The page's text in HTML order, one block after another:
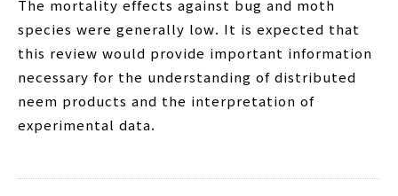
The mortality effects against bug and moth
species were generally low. It is expected that
this review would provide important information
necessary for the understanding of distributed
neem products and the interpretation of
experimental data.